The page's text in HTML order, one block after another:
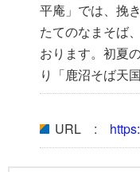
平庵」では、挽
たてのなまそば
おります。初夏
り「鹿沼そば天
URL :